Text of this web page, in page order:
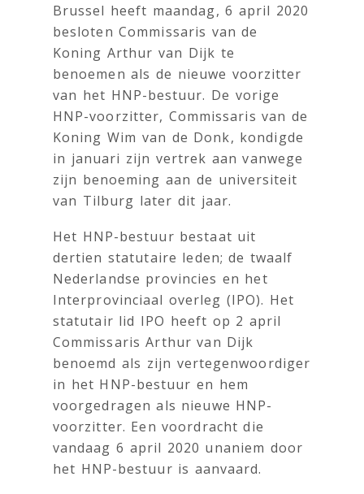
Brussel heeft maandag, 6 april 2020
besloten Commissaris van de
Koning Arthur van Dijk te
benoemen als de nieuwe voorzitter
van het HNP-bestuur. De vorige
HNP-voorzitter, Commissaris van de
Koning Wim van de Donk, kondigde
in januari zijn vertrek aan vanwege
zijn benoeming aan de universiteit
van Tilburg later dit jaar.
Het HNP-bestuur bestaat uit
dertien statutaire leden; de twaalf
Nederlandse provincies en het
Interprovinciaal overleg (IPO). Het
statutair lid IPO heeft op 2 april
Commissaris Arthur van Dijk
benoemd als zijn vertegenwoordiger
in het HNP-bestuur en hem
voorgedragen als nieuwe HNP-
voorzitter. Een voordracht die
vandaag 6 april 2020 unaniem door
het HNP-bestuur is aanvaard.